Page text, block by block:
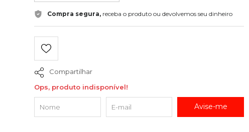
Compra segura, receba o produto ou devolvemos seu dinheiro
Compartilhar
Ops, produto indisponível!
Avise-me